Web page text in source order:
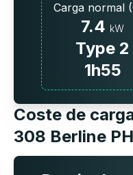
Carga normal
7.4 kW
Type 2
1h55
Coste de
308 Berline